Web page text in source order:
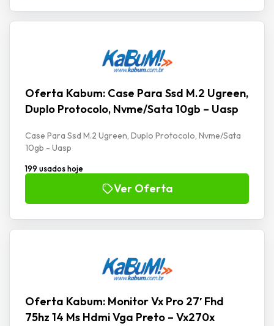
Oferta Kabum: Case Para Ssd M.2 Ugreen,
Duplo Protocolo, Nvme/Sata 10gb – Uasp
Case Para Ssd M.2 Ugreen, Duplo Protocolo, Nvme/Sata
10gb - Uasp
199 usados hoje
Ver Oferta
Oferta Kabum: Monitor Vx Pro 27′ Fhd
75hz 14 Ms Hdmi Vga Preto – Vx270x